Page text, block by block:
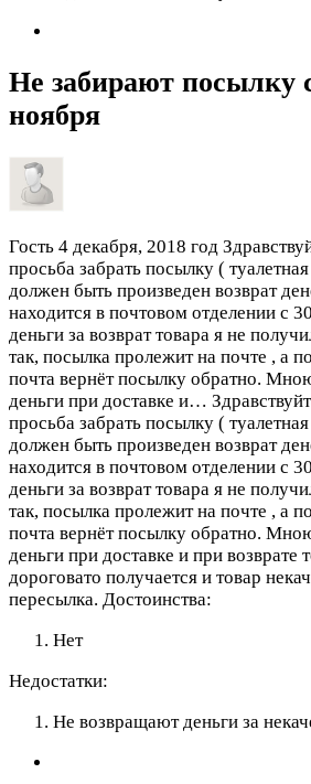
Не забирают посылку
ноября
Гость 4 декабря, 2018 год
просьба забрать посылку (
должен быть произведен возврат
находится в почтовом отделении с
деньги за возврат товара я не
так, посылка пролежит на почте , а
почта вернёт посылку обратно.
деньги при доставке и…
просьба забрать посылку (
должен быть произведен возврат
находится в почтовом отделении с
деньги за возврат товара я не
так, посылка пролежит на почте , а
почта вернёт посылку обратно.
деньги при доставке и при
дороговато получается и товар
пересылка. Достоинства:
Нет
Недостатки:
Не возвращают деньги за